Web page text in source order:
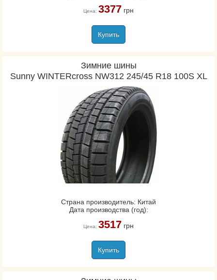
Цена: 3377грн
Купить
Зимние шины
Sunny WINTERcross NW312 245/45 R18 100S XL
Страна производитель: Китай
Дата производства (год):
Цена: 3517грн
Купить